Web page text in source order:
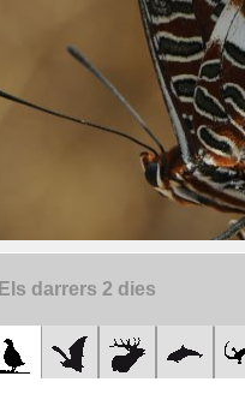
Els darrers 2 dies